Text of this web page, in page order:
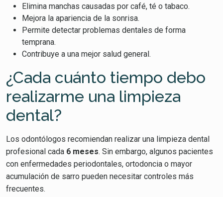
Elimina manchas causadas por café, té o tabaco.
Mejora la apariencia de la sonrisa.
Permite detectar problemas dentales de forma
temprana.
Contribuye a una mejor salud general.
¿Cada cuánto tiempo debo
realizarme una limpieza
dental?
Los odontólogos recomiendan realizar una limpieza dental
profesional cada 6 meses. Sin embargo, algunos pacientes
con enfermedades periodontales, ortodoncia o mayor
acumulación de sarro pueden necesitar controles más
frecuentes.